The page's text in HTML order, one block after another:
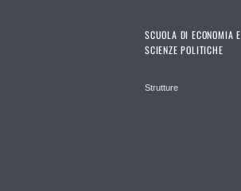
SCUOLA DI ECONOMIA E
SCIENZE POLITICHE
Strutture